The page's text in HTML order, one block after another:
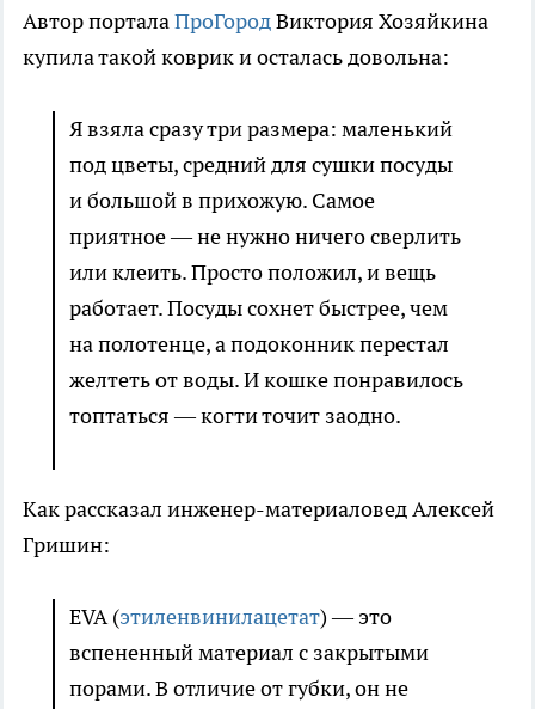
Автор порталаПроГородВиктория Хозяйкина
купила такой коврик и осталась довольна:
Я взяла сразу три размера: маленький
под цветы, средний для сушки посуды
и большой в прихожую. Самое
приятное — не нужно ничего сверлить
или клеить. Просто положил, и вещь
работает. Посуды сохнет быстрее, чем
на полотенце, а подоконник перестал
желтеть от воды. И кошке понравилось
топтаться — когти точит заодно.
Как рассказал инженер-материаловед Алексей
Гришин:
EVA (этиленвинилацетат) — это
вспененный материал с закрытыми
порами. В отличие от губки, он не